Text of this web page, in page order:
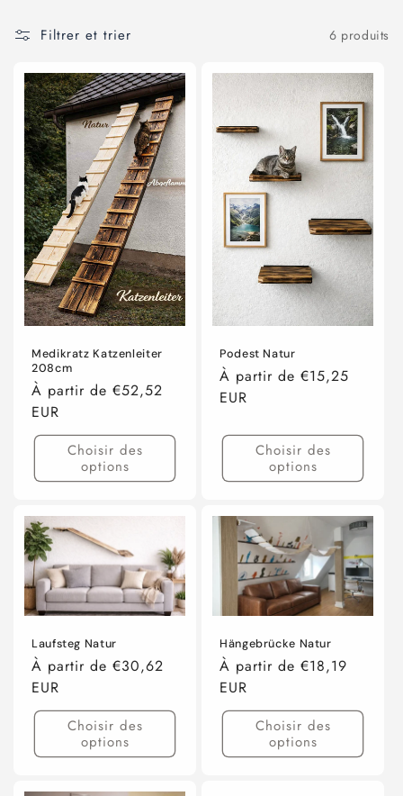
Filtrer et trier 6 produits
Medikratz Katzenleiter
208cm
Prix
habituel
À partir de €52,52
EUR
Choisir des
options
Podest Natur
Prix
habituel
À partir de €15,25
EUR
Choisir des
options
Laufsteg Natur
Prix
habituel
À partir de €30,62
EUR
Choisir des
options
Hängebrücke Natur
Prix
habituel
À partir de €18,19
EUR
Choisir des
options